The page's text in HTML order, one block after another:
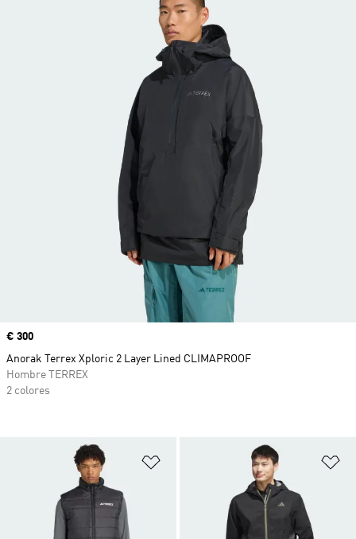
Añadir a la lista de deseos
Precio
€ 300
Anorak Terrex Xploric 2 Layer Lined CLIMAPROOF
Hombre TERREX
2 colores